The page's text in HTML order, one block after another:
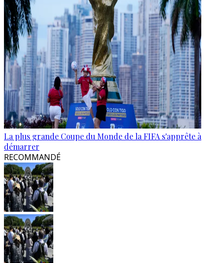
La plus grande Coupe du Monde de la FIFA s'apprête à
démarrer
RECOMMANDÉ